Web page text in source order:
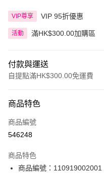
VIP尊享 VIP 95折優惠
活動 滿HK$300.00加購區
付款與運送
自提點滿HK$300.00免運費
信用卡
Apple Pay
PayMe
商品特色
商品編號
546248
商品特色
商品編號：110919002001